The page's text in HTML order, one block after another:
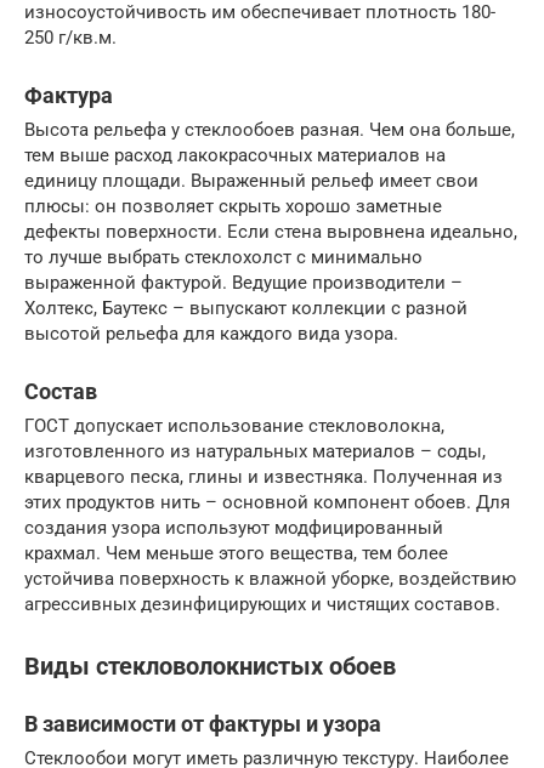
износоустойчивость им обеспечивает плотность 180-
250 г/кв.м.
Фактура
Высота рельефа у стеклообоев разная. Чем она больше,
тем выше расход лакокрасочных материалов на
единицу площади. Выраженный рельеф имеет свои
плюсы: он позволяет скрыть хорошо заметные
дефекты поверхности. Если стена выровнена идеально,
то лучше выбрать стеклохолст с минимально
выраженной фактурой. Ведущие производители –
Холтекс, Баутекс – выпускают коллекции с разной
высотой рельефа для каждого вида узора.
Состав
ГОСТ допускает использование стекловолокна,
изготовленного из натуральных материалов – соды,
кварцевого песка, глины и известняка. Полученная из
этих продуктов нить – основной компонент обоев. Для
создания узора используют модфицированный
крахмал. Чем меньше этого вещества, тем более
устойчива поверхность к влажной уборке, воздействию
агрессивных дезинфицирующих и чистящих составов.
Виды стекловолокнистых обоев
В зависимости от фактуры и узора
Стеклообои могут иметь различную текстуру. Наиболее